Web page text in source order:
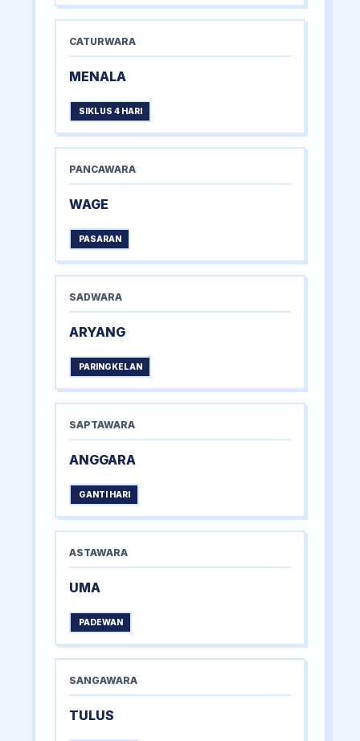
CATURWARA
MENALA
SIKLUS 4 HARI
PANCAWARA
WAGE
PASARAN
SADWARA
ARYANG
PARINGKELAN
SAPTAWARA
ANGGARA
GANTI HARI
ASTAWARA
UMA
PADEWAN
SANGAWARA
TULUS